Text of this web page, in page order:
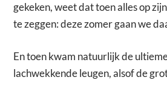
gekeken, weet dat toen alles op
te zeggen: deze zomer gaan we
En toen kwam natuurlijk de
lachwekkende leugen, alsof de